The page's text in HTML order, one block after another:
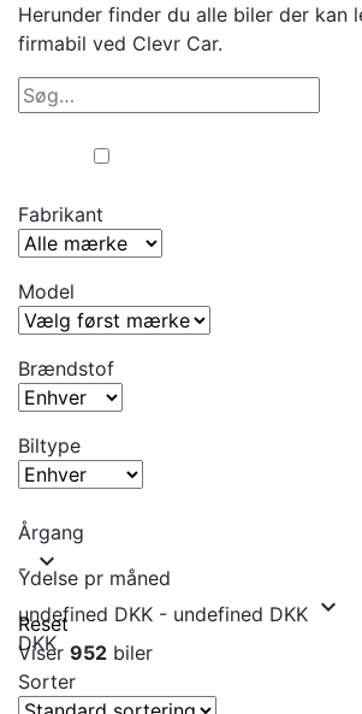
Herunder finder du alle biler der kan
firmabil ved Clevr Car.
Fabrikant
Model
Brændstof
Biltype
Årgang
- expand_more
Ydelse pr måned
undefined DKK - undefined DKK expand_more
DKK
Reset
Viser 952 biler
Sorter